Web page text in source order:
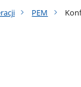
PEM